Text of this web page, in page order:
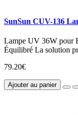
SunSun CUV-136
Lampe UV 36W pour
Équilibré La solution
79.20€
Ajouter au panier